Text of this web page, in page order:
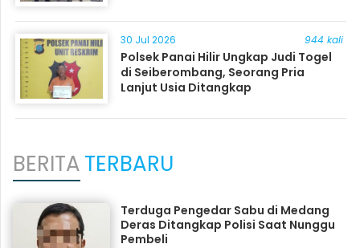
30 Jul 2026 944 kali
Polsek Panai Hilir Ungkap Judi Togel
di Seiberombang, Seorang Pria
Lanjut Usia Ditangkap
BERITATERBARU
Terduga Pengedar Sabu di Medang
Deras Ditangkap Polisi Saat Nunggu
Pembeli